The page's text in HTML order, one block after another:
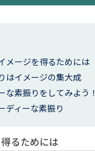
メージを得るためには
はイメージの集大成
な素振りをしてみよう！
ディーな素振り
るためには